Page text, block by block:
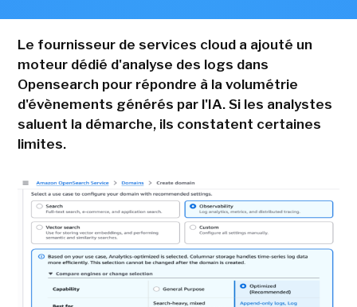
Le fournisseur de services cloud a ajouté un
moteur dédié d'analyse des logs dans
Opensearch pour répondre à la volumétrie
d'évènements générés par l'IA. Si les analystes
saluent la démarche, ils constatent certaines
limites.